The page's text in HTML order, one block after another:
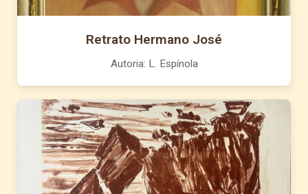
Retrato Hermano José
Autoria: L. Espínola